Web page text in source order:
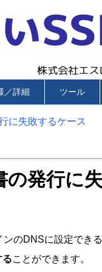
／詳細 ツール
に失敗するケース
発行に
のDNSに設定できる
ることができます。